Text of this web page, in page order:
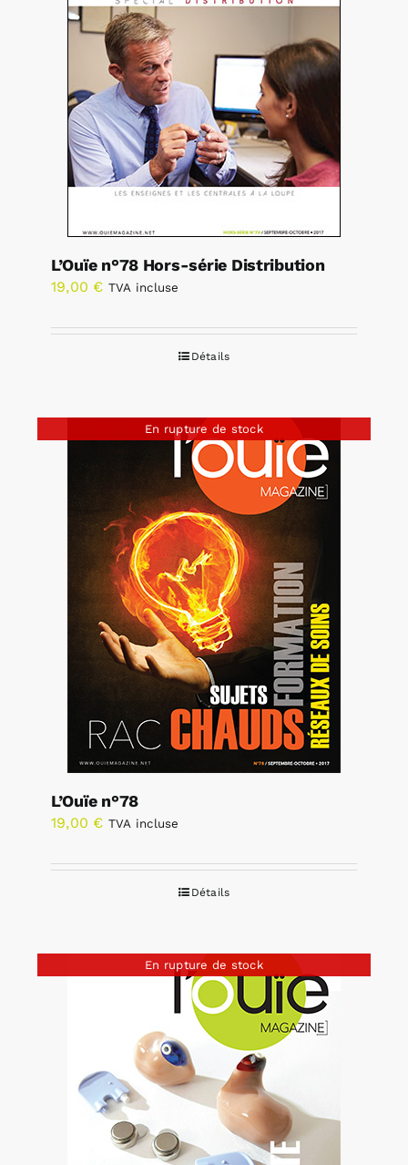
L’Ouïe n°78 Hors-série Distribution
19,00 € TVA incluse
Détails
En rupture de stock
L’Ouïe n°78
19,00 € TVA incluse
Détails
En rupture de stock